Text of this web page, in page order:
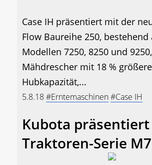
Case IH präsentiert mit der
Flow Baureihe 250, bestehend
Modellen 7250, 8250 und 9250,
Mähdrescher mit 18 %
Hubkapazität,...
5.8.18#Erntemaschinen#Case IH
Kubota
Traktoren-Serie